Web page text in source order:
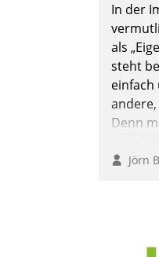
In der
als
steht
einfach
Denn
Jörn